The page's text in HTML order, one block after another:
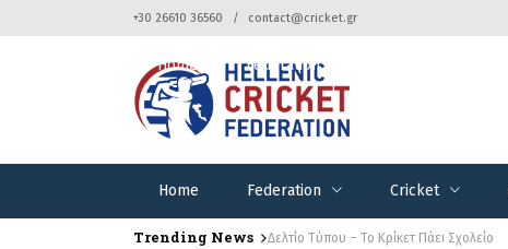
+30 26610 36560 contact@cricket.gr
Home Federation Cricket
Home Federation
Trending News Δελτίο Τύπου – Το Κρίκετ Πάει Σχολείο